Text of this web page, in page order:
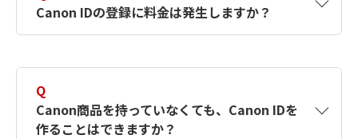
簡単に作成できるように、この情報を使用して
Canon IDの登録フォームを入力します。
Canon IDの登録に料金は発生しますか？
Q
Canon商品を持っていなくても、Canon IDを
作ることはできますか？